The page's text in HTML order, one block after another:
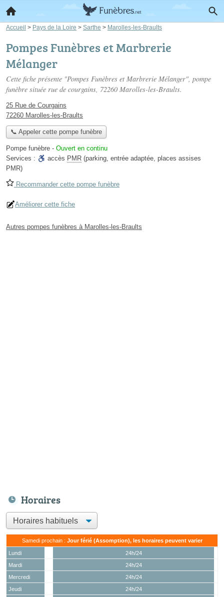
Accueil > Pays de la Loire > Sarthe > Marolles-les-Braults
Pompes Funèbres et Marbrerie
Mélanger
Cette fiche présente "Pompes Funèbres et Marbrerie Mélanger", pompe
funèbre située rue de courgains, 72260 Marolles-les-Braults.
25 Rue de Courgains
72260 Marolles-les-Braults
📞 Appeler cette pompe funèbre
Pompe funèbre - Ouvert en continu
Services :
accès PMR (parking, entrée adaptée, places assises
PMR)
Recommander cette pompe funèbre
Améliorer cette fiche
Autres pompes funèbres à Marolles-les-Braults
Horaires
Samedi prochain : Jour férié (Assomption), les horaires peuvent varier
Lundi
24h/24
Mardi
24h/24
Mercredi
24h/24
Jeudi
24h/24